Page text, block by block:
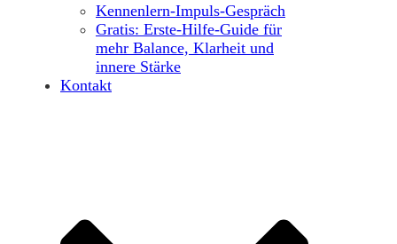
Kennenlern-Impuls-Gespräch
Gratis: Erste-Hilfe-Guide für
mehr Balance, Klarheit und
innere Stärke
Kontakt